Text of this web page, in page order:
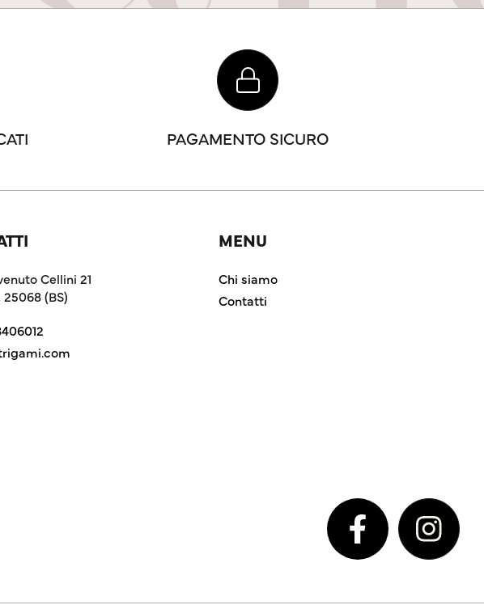
PAGAMENTO SICURO
Cellini 21
25068 (BS)
MENU
Chi siamo
Contatti